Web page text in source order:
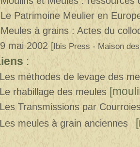
Le Patrimoine Meulier en
Meules à grains : Actes du
mai 2002 [Ibis Press - Maison
:
Les méthodes de levage des
Le rhabillage des meules
Les Transmissions par
Les meules à grain anciennes